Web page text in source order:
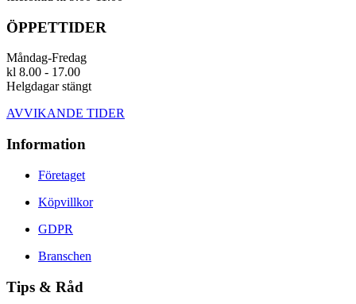
ÖPPETTIDER
Måndag-Fredag
kl 8.00 - 17.00
Helgdagar stängt
AVVIKANDE TIDER
Information
Företaget
Köpvillkor
GDPR
Branschen
Tips & Råd